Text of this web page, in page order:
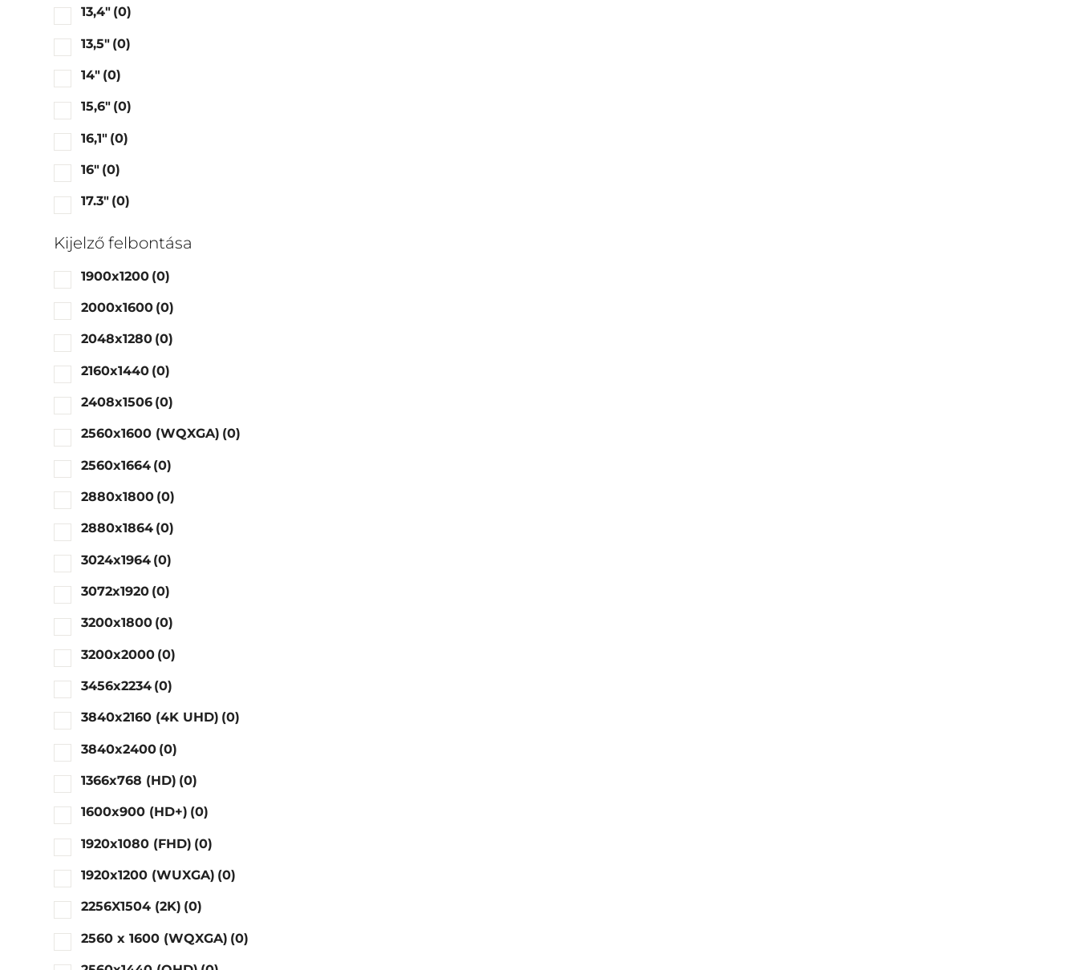
13,4" (0)
13,5" (0)
14" (0)
15,6" (0)
16,1" (0)
16" (0)
17.3" (0)
Kijelző felbontása
1900x1200 (0)
2000x1600 (0)
2048x1280 (0)
2160x1440 (0)
2408x1506 (0)
2560x1600 (WQXGA) (0)
2560x1664 (0)
2880x1800 (0)
2880x1864 (0)
3024x1964 (0)
3072x1920 (0)
3200x1800 (0)
3200x2000 (0)
3456x2234 (0)
3840x2160 (4K UHD) (0)
3840x2400 (0)
1366x768 (HD) (0)
1600x900 (HD+) (0)
1920x1080 (FHD) (0)
1920x1200 (WUXGA) (0)
2256X1504 (2K) (0)
2560 x 1600 (WQXGA) (0)